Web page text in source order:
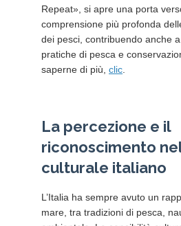
Repeat», si apre una porta
comprensione più profonda
dei pesci, contribuendo anche
pratiche di pesca e
saperne di più, clic
La percezione e il
riconoscimento
culturale italiano
L’Italia ha sempre avuto un
mare, tra tradizioni di pesca,